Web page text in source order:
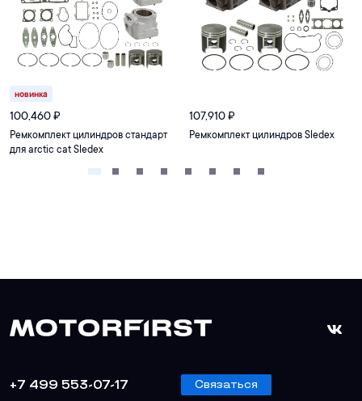
новинка
100,460₽
Ремкомплект цилиндров стандарт
для arctic cat Sledex
107,910₽
Ремкомплект цилиндров Sledex
+7 499 553-07-17 Связаться